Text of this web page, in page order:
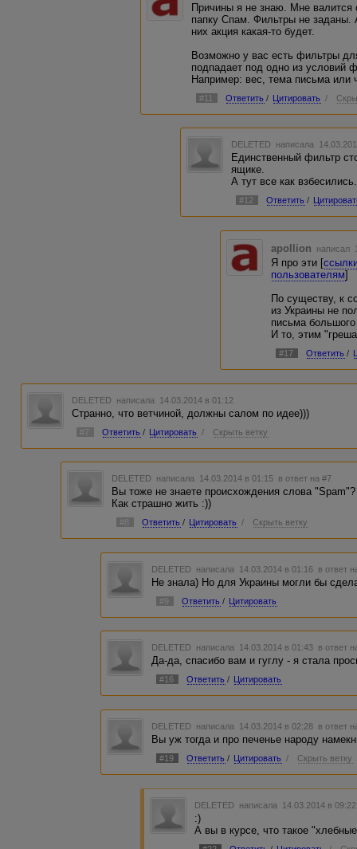
Причины я не знаю. Мне валится
папку Спам. Фильтры не
них акция какая-то будет.
Возможно у вас есть фильтры
подпадает под одно из условий
Например: вес, тема письма или
#11 Ответить / Цитировать /
DELETED написала
Единственный фильтр
ящике.
А тут все как взбесились.
#12 Ответить /
apollion написал
Я про эти [
пользователям]
По существу, к
из Украины не
письма
И то, этим
#17 Ответить /
DELETED написала 14.03.2014 в 01:12
Странно, что ветчиной, должны салом по идее)))
#7 Ответить / Цитировать / Скрыть ветку
DELETED написала 14.03.2014 в 01:15 в ответ на #7
Вы тоже не знаете происхождения слова "Spam"?
Как страшно жить :))
#8 Ответить / Цитировать / Скрыть ветку
DELETED написала 14.03.2014 в 01:16 в ответ
Не знала) Но для Украины могли бы
#9 Ответить / Цитировать
DELETED написала 14.03.2014 в 01:43 в ответ
Да-да, спасибо вам и гуглу - я стала
#16 Ответить / Цитировать
DELETED написала 14.03.2014 в 02:28 в ответ
Вы уж тогда и про печенье народу
#19 Ответить / Цитировать / Скрыть ветку
DELETED написала 14.03.2014 в
:)
А вы в курсе, что такое